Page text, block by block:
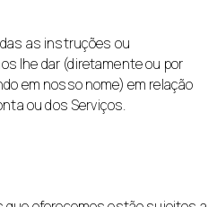
as instruções ou
lhe dar (diretamente ou por
em nosso nome) em relação
ou dos Serviços.